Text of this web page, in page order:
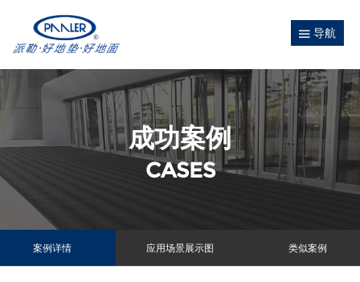
导航
成功案例
CASES
案例详情 应用场景展示图 类似案例